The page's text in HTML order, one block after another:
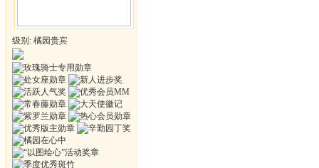
级别: 橘园贵宾